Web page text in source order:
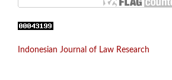
Indonesian Journal of Law Research